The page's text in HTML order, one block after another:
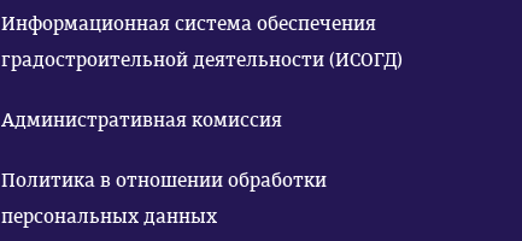
Информационная система обеспечения
градостроительной деятельности (ИСОГД)
Административная комиссия
Политика в отношении обработки
персональных данных